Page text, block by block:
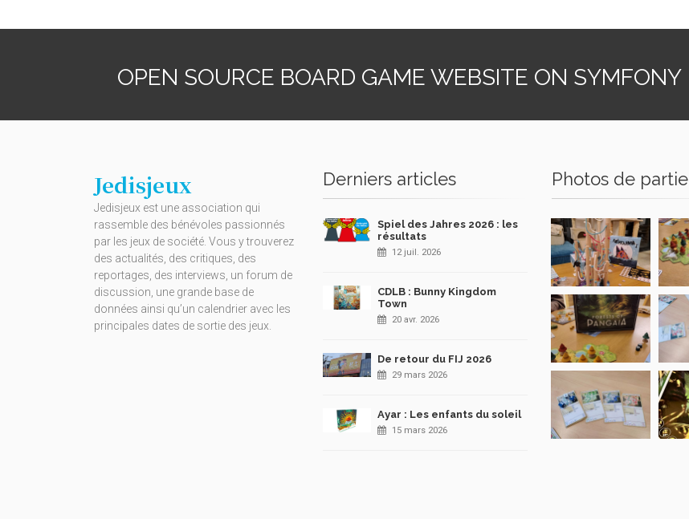
OPEN SOURCE BOARD GAME WEBSITE ON SYMFONY
Jedisjeux
Jedisjeux est une association qui
rassemble des bénévoles passionnés
par les jeux de société. Vous y trouverez
des actualités, des critiques, des
reportages, des interviews, un forum de
discussion, une grande base de
données ainsi qu’un calendrier avec les
principales dates de sortie des jeux.
Derniers articles
Spiel des Jahres 2026 : les
résultats
12 juil. 2026
CDLB : Bunny Kingdom
Town
20 avr. 2026
De retour du FIJ 2026
29 mars 2026
Ayar : Les enfants du soleil
15 mars 2026
Photos de partie